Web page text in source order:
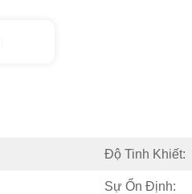
Độ Tinh Khiết:
Sự Ổn Định: